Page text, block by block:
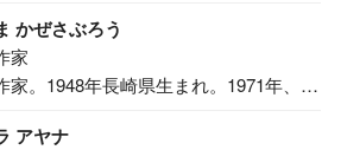
かぜさぶろう
家
家。1948年長崎県生まれ。1971年、
アヤナ